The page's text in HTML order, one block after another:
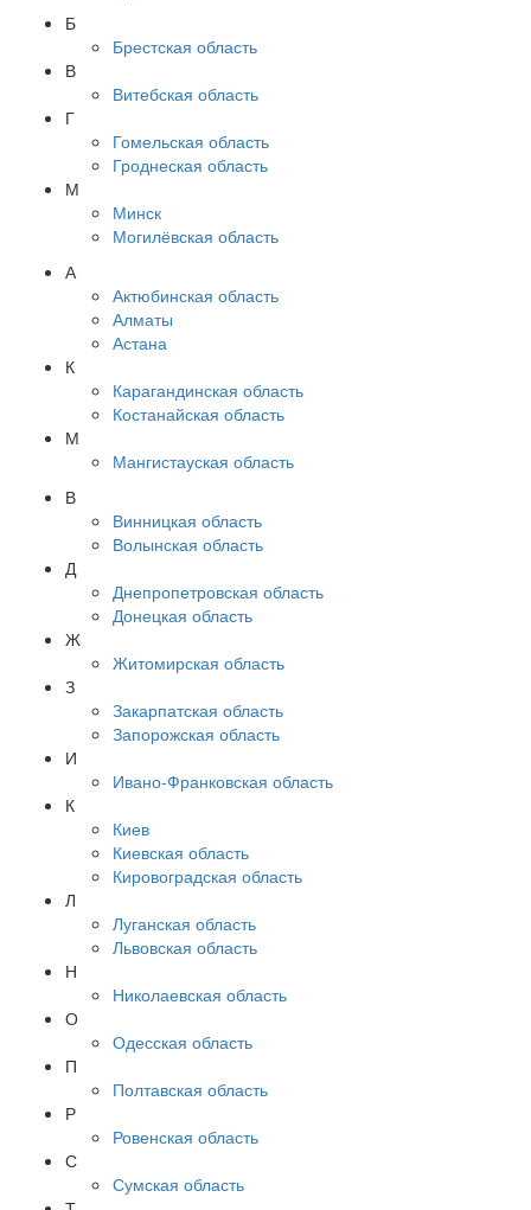
Б
Брестская область
В
Витебская область
Г
Гомельская область
Гроднеская область
М
Минск
Могилёвская область
А
Актюбинская область
Алматы
Астана
К
Карагандинская область
Костанайская область
М
Мангистауская область
В
Винницкая область
Волынская область
Д
Днепропетровская область
Донецкая область
Ж
Житомирская область
З
Закарпатская область
Запорожская область
И
Ивано-Франковская область
К
Киев
Киевская область
Кировоградская область
Л
Луганская область
Львовская область
Н
Николаевская область
О
Одесская область
П
Полтавская область
Р
Ровенская область
С
Сумская область